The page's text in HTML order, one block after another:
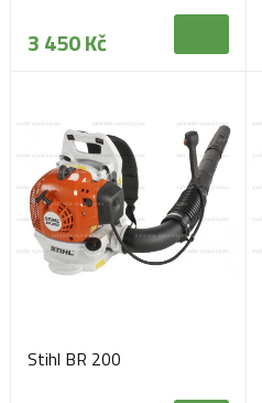
3 450 Kč
Stihl BR 200